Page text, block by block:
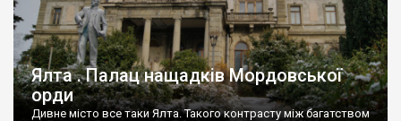
Ялта . Палац нащадків Мордовської
орди
Дивне місто все таки Ялта. Такого контрасту між багатством